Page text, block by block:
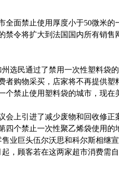
面禁止使用厚度小于50微米的
禁令将扩大到法国国内所有销
民通过了禁用一次性塑料袋
者购物采买，店家将不再提供塑
禁止使用塑料袋的城市，现在
上引进了减少废物和回收修正
四个禁止一次性聚乙烯袋使用
巨头伍尔沃思和科尔斯相继
，顾客若在这两家超市消费需